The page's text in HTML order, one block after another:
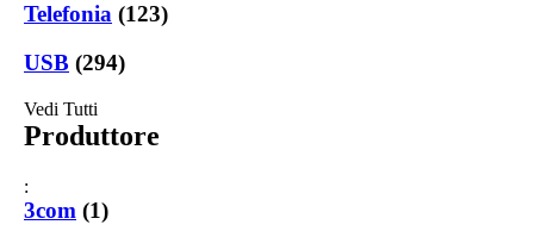
Telefonia (123)
USB (294)
Vedi Tutti
Produttore
:
3com (1)